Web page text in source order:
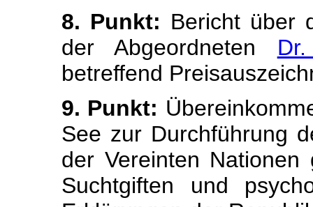
8. Punkt: Bericht über
der Abgeordneten
betreffend
9. Punkt:
See zur Durchführung
der Vereinten
Suchtgiften und